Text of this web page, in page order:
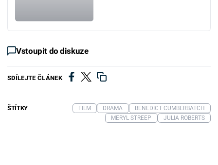
Vstoupit do diskuze
SDÍLEJTE ČLÁNEK
ŠTÍTKY FILM DRAMA
BENEDICT CUMBERBATCH
MERYL STREEP
JULIA ROBERTS